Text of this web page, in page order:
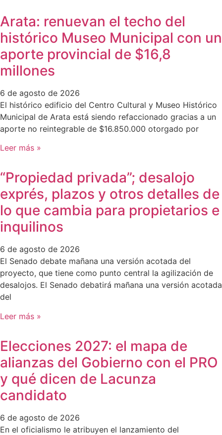
Arata: renuevan el techo del
histórico Museo Municipal con un
aporte provincial de $16,8
millones
6 de agosto de 2026
El histórico edificio del Centro Cultural y Museo Histórico
Municipal de Arata está siendo refaccionado gracias a un
aporte no reintegrable de $16.850.000 otorgado por
Leer más »
“Propiedad privada”; desalojo
exprés, plazos y otros detalles de
lo que cambia para propietarios e
inquilinos
6 de agosto de 2026
El Senado debate mañana una versión acotada del
proyecto, que tiene como punto central la agilización de
desalojos. El Senado debatirá mañana una versión acotada
del
Leer más »
Elecciones 2027: el mapa de
alianzas del Gobierno con el PRO
y qué dicen de Lacunza
candidato
6 de agosto de 2026
En el oficialismo le atribuyen el lanzamiento del